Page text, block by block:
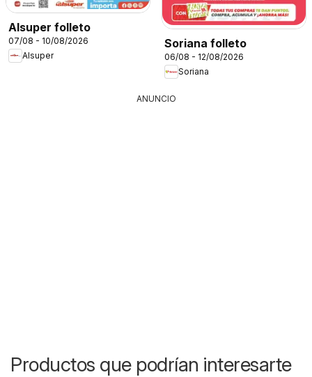
Alsuper folleto
07/08 - 10/08/2026
Alsuper
Soriana folleto
06/08 - 12/08/2026
Soriana
ANUNCIO
Productos que podrían interesarte